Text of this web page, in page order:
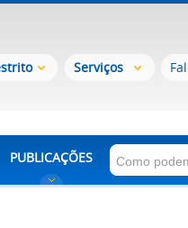
Serviços
PUBLICAÇÕES